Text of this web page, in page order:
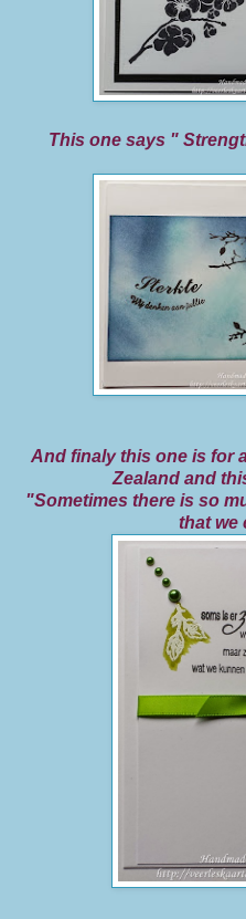
This one says "
And finaly this one is for
Zealand and
"Sometimes there is so
that we